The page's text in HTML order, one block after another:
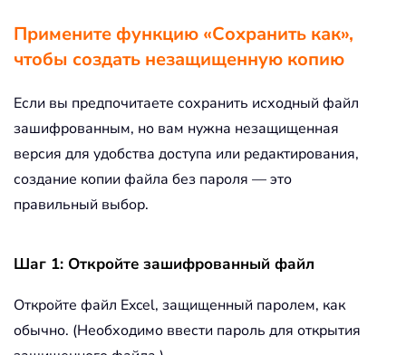
Примените функцию «Сохранить как»,
чтобы создать незащищенную копию
Если вы предпочитаете сохранить исходный файл
зашифрованным, но вам нужна незащищенная
версия для удобства доступа или редактирования,
создание копии файла без пароля — это
правильный выбор.
Шаг 1: Откройте зашифрованный файл
Откройте файл Excel, защищенный паролем, как
обычно. (Необходимо ввести пароль для открытия